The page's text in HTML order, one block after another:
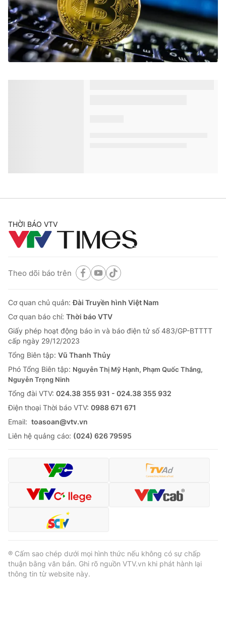
Lượng đơn xin trợ cấp thất nghiệp ở Mỹ
năm 1970
VTV.vn - Trong quý II/2020, tổng sản phẩm quốc nội
(GDP) của nền kinh tế Đức giảm tới 9,7%, mức giảm
mạnh nhất từ năm 1970.
"Ngấm đòn" COVID-19, hàng trăm đại
gia bán lẻ tại Mỹ phá sản
cầu đã khiến nhiều nền kinh tế rơi vào suy thoái, nhiều
đại gia bán lẻ tuyên bố phá sản.